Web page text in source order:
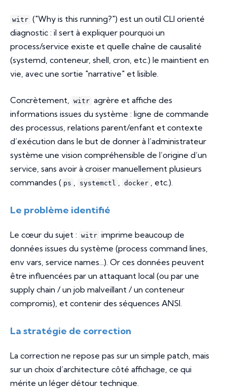
witr ("Why is this running?") est un outil CLI orienté
diagnostic : il sert à expliquer pourquoi un
process/service existe et quelle chaîne de causalité
(systemd, conteneur, shell, cron, etc.) le maintient en
vie, avec une sortie "narrative" et lisible.
Concrètement, witr agrère et affiche des
informations issues du système : ligne de commande
des processus, relations parent/enfant et contexte
d’exécution dans le but de donner à l’administrateur
système une vision compréhensible de l’origine d’un
service, sans avoir à croiser manuellement plusieurs
commandes ( ps , systemctl , docker , etc.).
Le problème identifié
Le cœur du sujet : witr imprime beaucoup de
données issues du système (process command lines,
env vars, service names...). Or ces données peuvent
être influencées par un attaquant local (ou par une
supply chain / un job malveillant / un conteneur
compromis), et contenir des séquences ANSI.
La stratégie de correction
La correction ne repose pas sur un simple patch, mais
sur un choix d’architecture côté affichage, ce qui
mérite un léger détour technique.